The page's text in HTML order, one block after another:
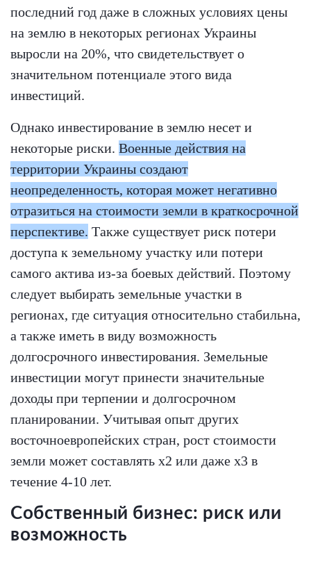
последний год даже в сложных условиях цены
на землю в некоторых регионах Украины
выросли на 20%, что свидетельствует о
значительном потенциале этого вида
инвестиций.
Однако инвестирование в землю несет и
некоторые риски. Военные действия на
территории Украины создают
неопределенность, которая может негативно
отразиться на стоимости земли в краткосрочной
перспективе. Также существует риск потери
доступа к земельному участку или потери
самого актива из-за боевых действий. Поэтому
следует выбирать земельные участки в
регионах, где ситуация относительно стабильна,
а также иметь в виду возможность
долгосрочного инвестирования. Земельные
инвестиции могут принести значительные
доходы при терпении и долгосрочном
планировании. Учитывая опыт других
восточноевропейских стран, рост стоимости
земли может составлять х2 или даже х3 в
течение 4-10 лет.
Собственный бизнес: риск или
возможность